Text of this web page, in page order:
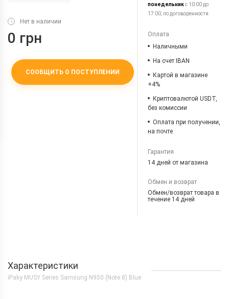
Нет в наличии
0 грн
СООБЩИТЬ О ПОСТУПЛЕНИИ
понедельникс 10:00 до
17:00, по договоренности
Оплата
Наличными
На счет IBAN
Картой в магазине
+4%
Криптовалютой USDT,
без комиссии
Оплата при получении,
на почте
Гарантия
14 дней от магазина
Обмен и возврат
Обмен/возврат товара в
течение 14 дней
Характеристики
iPaky MUSY Series Samsung N950 (Note 8) Blue